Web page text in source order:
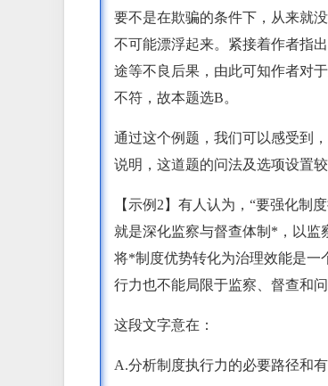
要不是在欺骗的条件下，从来就
不可能漂浮起来。紧接着作者指
途等不良后果，由此可知作者对
不符，故本题选B。
通过这个例题，我们可以感受到
说明，这道题的问法及选项设置
【示例2】有人认为，“要强化制
就是深化监察与督查体制*，以监
将*制度优势转化为治理效能是一
行力也不能局限于监察、督查和
这段文字意在：
A.分析制度执行力的必要路径和